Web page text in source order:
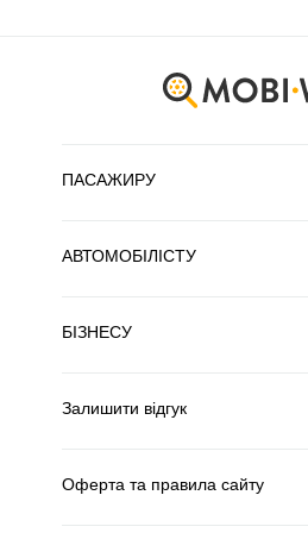
ПАСАЖИРУ
АВТОМОБІЛІСТУ
БІЗНЕСУ
Залишити відгук
Оферта та правила сайту